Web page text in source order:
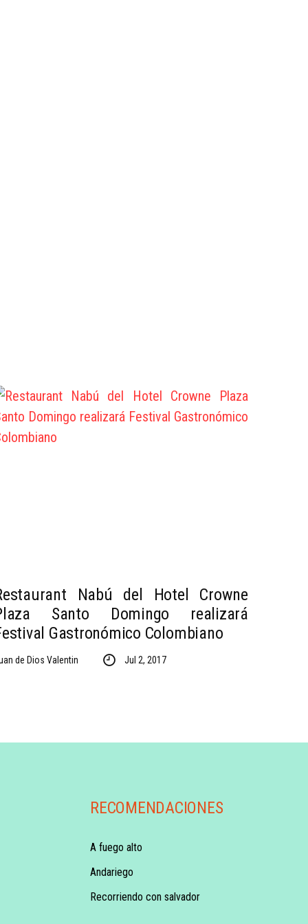
Nabú del Hotel Crowne
Santo Domingo realizará
Gastronómico Colombiano
de Dios Valentin Jul 2, 2017
RECOMENDACIONES
A fuego alto
Andariego
Recorriendo con salvador